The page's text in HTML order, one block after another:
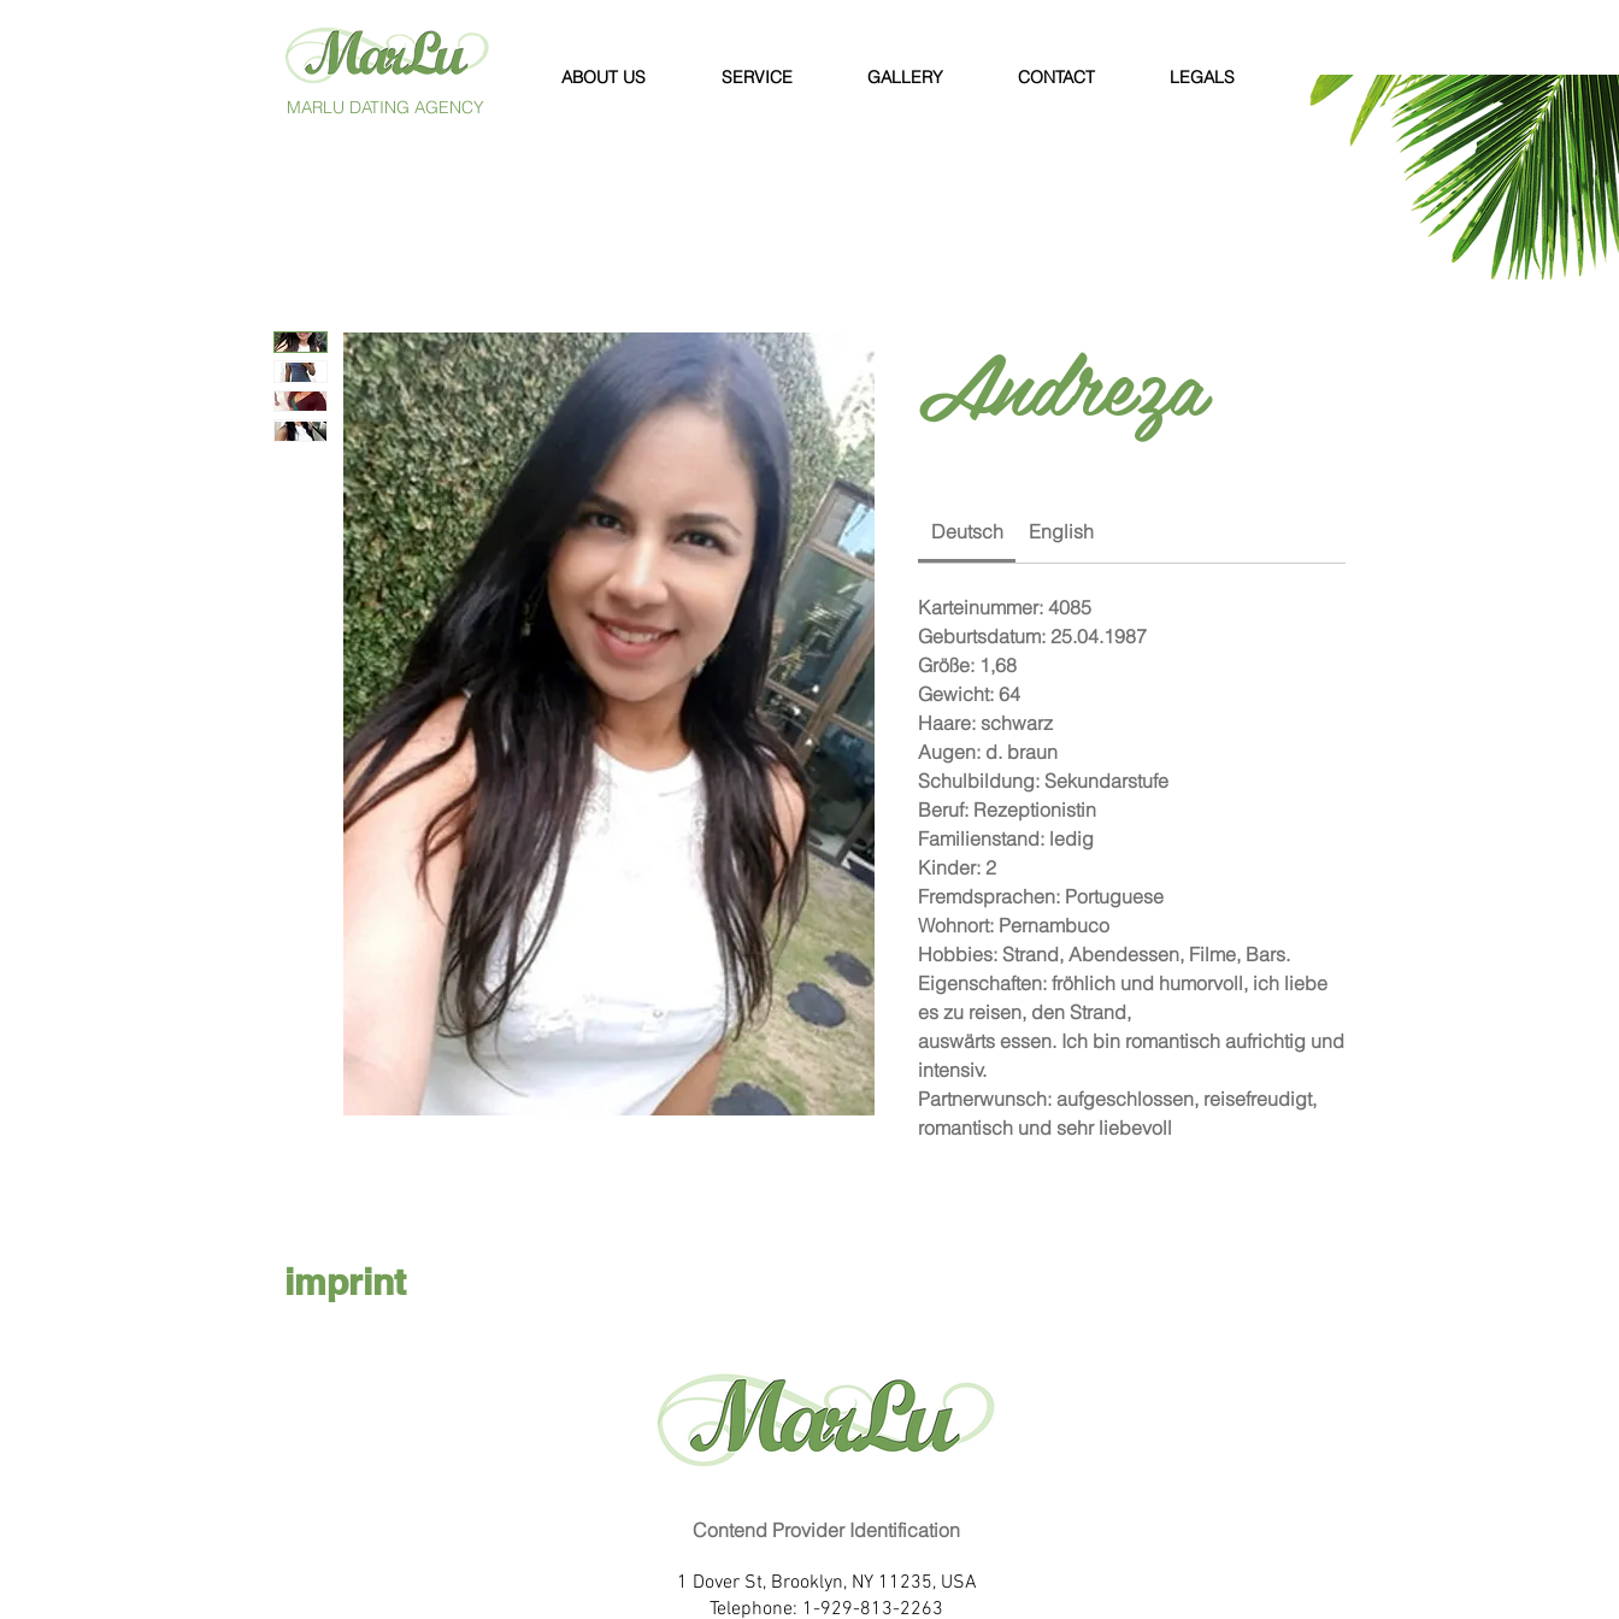
MARLU DATING AGENCY
ABOUT US SERVICE GALLERY CONTACT LEGALS
Andreza
Deutsch English
Karteinummer: 4085
Geburtsdatum: 25.04.1987
Größe: 1,68
Gewicht: 64
Haare: schwarz
Augen: d. braun
Schulbildung: Sekundarstufe
Beruf: Rezeptionistin
Familienstand: ledig
Kinder: 2
Fremdsprachen: Portuguese
Wohnort: Pernambuco
Hobbies: Strand, Abendessen, Filme, Bars.
Eigenschaften: fröhlich und humorvoll, ich liebe
es zu reisen, den Strand,
auswärts essen. Ich bin romantisch aufrichtig und
intensiv.
Partnerwunsch: aufgeschlossen, reisefreudigt,
romantisch und sehr liebevoll
Contend Provider Identification
1 Dover St, Brooklyn, NY 11235, USA
Telephone: 1-929-813-2263
imprint